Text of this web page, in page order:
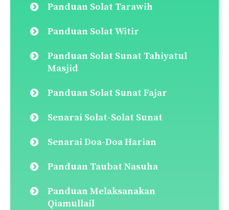
Panduan Solat Tarawih
Panduan Solat Witir
Panduan Solat Sunat Tahiyatul
Masjid
Panduan Solat Sunat Fajar
Senarai Solat-Solat Sunat
Senarai Doa-Doa Harian
Panduan Taubat Nasuha
Panduan Melaksanakan
Qiamullail